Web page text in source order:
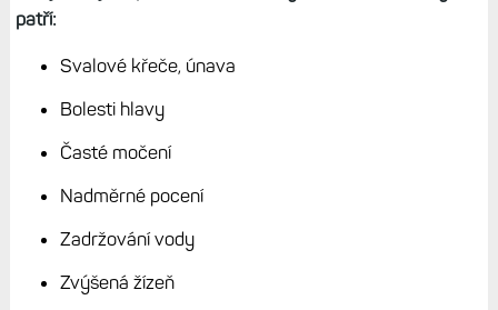
patří:
Svalové křeče, únava
Bolesti hlavy
Časté močení
Nadměrné pocení
Zadržování vody
Zvýšená žízeň